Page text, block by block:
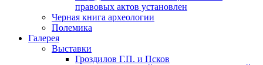
правовых актов установлен
Черная книга археологии
Полемика
Галерея
Выставки
Гроздилов Г.П. и Псков